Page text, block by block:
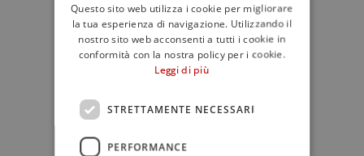
relax con angolo tisane. Questo luogo
di confortevole accoglienza è stato
realizzato nei locali che ospitavano
l’antica “carretteria” del palazzo,
carri, animali e attrezzi da lavoro. Gli
archi antichi in pietra ne ricordano il
Questo sito web utilizza i cookie per migliorare
la tua esperienza di navigazione. Utilizzando il
nostro sito web acconsenti a tutti i cookie in
conformità con la nostra policy per i cookie.
Leggi di più
STRETTAMENTE NECESSARI
PERFORMANCE